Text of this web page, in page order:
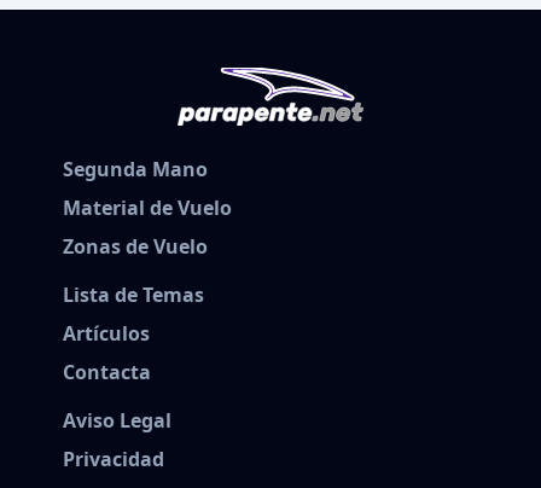
Segunda Mano
Material de Vuelo
Zonas de Vuelo
Lista de Temas
Artículos
Contacta
Aviso Legal
Privacidad